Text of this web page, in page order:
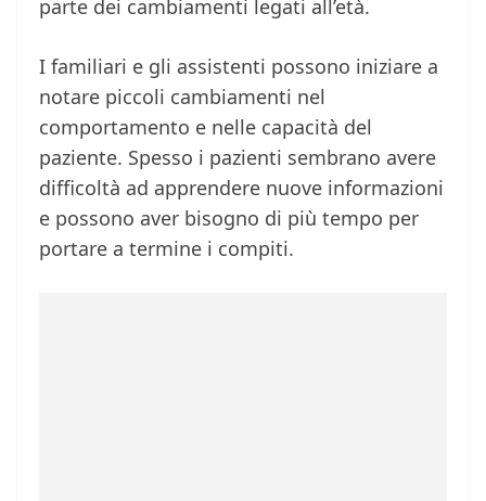
parte dei cambiamenti legati all’età.
I familiari e gli assistenti possono iniziare a
notare piccoli cambiamenti nel
comportamento e nelle capacità del
paziente. Spesso i pazienti sembrano avere
difficoltà ad apprendere nuove informazioni
e possono aver bisogno di più tempo per
portare a termine i compiti.